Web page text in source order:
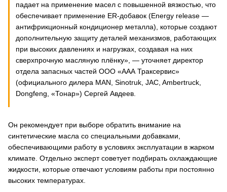
падает на применение масел с повышенной вязкостью, что
обеспечивает применение ER-добавок (Energy release —
антифрикционный кондиционер металла), которые создают
дополнительную защиту деталей механизмов, работающих
при высоких давлениях и нагрузках, создавая на них
сверхпрочную масляную плёнку», — уточняет директор
отдела запасных частей ООО «ААА Траксервис»
(официального дилера MAN, Sinotruk, JAC, Ambertruck,
Dongfeng, «Тонар») Сергей Авдеев.
Он рекомендует при выборе обратить внимание на
синтетические масла со специальными добавками,
обеспечивающими работу в условиях эксплуатации в жарком
климате. Отдельно эксперт советует подбирать охлаждающие
жидкости, которые отвечают условиям работы при постоянно
высоких температурах.